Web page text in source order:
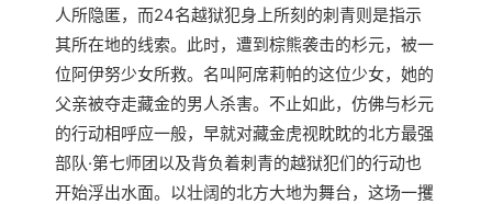
人所隐匿，而24名越狱犯身上所刻的刺青则是指示
其所在地的线索。此时，遭到棕熊袭击的杉元，被一
位阿伊努少女所救。名叫阿席莉帕的这位少女，她的
父亲被夺走藏金的男人杀害。不止如此，仿佛与杉元
的行动相呼应一般，早就对藏金虎视眈眈的北方最强
部队·第七师团以及背负着刺青的越狱犯们的行动也
开始浮出水面。以壮阔的北方大地为舞台，这场一攫